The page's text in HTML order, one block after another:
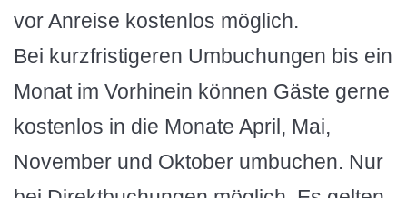
vor Anreise kostenlos möglich.
Bei kurzfristigeren Umbuchungen bis ein
Monat im Vorhinein können Gäste gerne
kostenlos in die Monate April, Mai,
November und Oktober umbuchen. Nur